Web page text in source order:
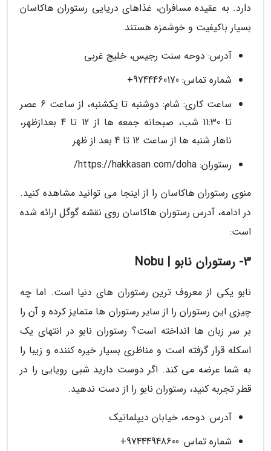
دارد. به عقیده مسافران، غذاهای دریایی رستوران هاکاسان
بسیار باکیفیت و خوشمزه هستند.
آدرس: دوحه سنت رجیس، خلیج غربی
شماره تماس: 9744460170+
ساعت کاری: شام: دوشنبه تا یکشنبه، از ساعت 6 عصر
تا 11:30 شب، صبحانه جمعه ها از 12 تا 4 بعدازظهر،
ناهار شنبه ها از ساعت 12 تا 4 بعد از ظهر
رستوران: https://hakkasan.com/doha/
منوی رستوران هاکاسان را از اینجا می توانید مشاهده کنید.
در ادامه، آدرس رستوران هاکاسان روی نقشه گوگل ارائه شده
است:
3- رستوران نابو | Nobu
نابو یکی از معروف ترین رستوران های دنیا است. اما چه
چیزی این رستوران را از سایر رستوران ها متمایز کرده و آن را
بر سر زبان ها انداخته است؟ رستوران نابو در انتهای یک
اسکله قرار گرفته است و مناظری بسیار خیره کننده و زیبا را
به شما عرضه می کند. اگر دوست دارید شبی رویایی را در
قطر تجربه کنید، رستوران نابو را از دست ندهید.
آدرس: دوحه، خیابان دیپلماتیک
شماره تماس: 97444948600+